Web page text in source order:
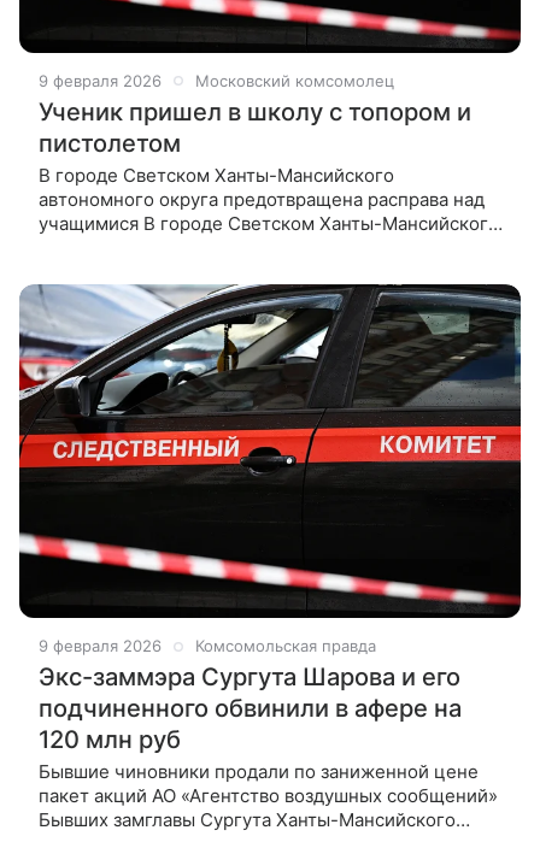
9 февраля 2026 Московский комсомолец
Ученик пришел в школу с топором и
пистолетом
В городе Светском Ханты-Мансийского
автономного округа предотвращена расправа над
учащимися В городе Светском Ханты-Мансийского
9 февраля 2026 Комсомольская правда
Экс-заммэра Сургута Шарова и его
подчиненного обвинили в афере на
120 млн руб
Бывшие чиновники продали по заниженной цене
пакет акций АО «Агентство воздушных сообщений»
Бывших замглавы Сургута Ханты-Мансийского